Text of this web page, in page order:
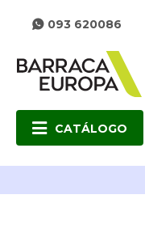
CATÁLOGO
093 620086